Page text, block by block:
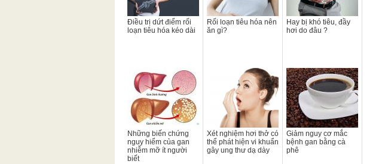
Điều trị dứt điểm rối
loạn tiêu hóa kéo dài
Rối loạn tiêu hóa nên
ăn gì?
Hay bị khó tiêu, đầy
hơi do đâu ?
Những biến chứng
nguy hiểm của gan
nhiễm mỡ ít người
biết
Xét nghiệm hơi thở có
thể phát hiện vi khuẩn
gây ung thư dạ dày
Giảm nguy cơ mắc
bệnh gan bằng cà
phê